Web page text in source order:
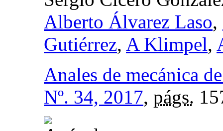
Alberto Álvarez Laso,
Gutiérrez, A Klimpel,
Anales de mecánica
Nº. 34, 2017, págs.